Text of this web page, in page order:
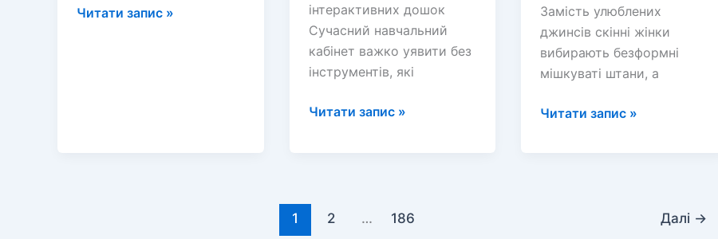
Все
Читати запис »
інтерактивних дошок
Сучасний навчальний
кабінет важко уявити без
інструментів, які
Інтерактивна
Читати запис »
Замість улюблених
джинсів скінні жінки
вибирають безформні
мішкуваті штани, а
Дискретність
Читати запис »
1 2 … 186 Далі →